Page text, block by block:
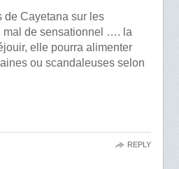
de Cayetana sur les
mal de sensationnel …. la
elle pourra alimenter
ou scandaleuses selon
REPLY